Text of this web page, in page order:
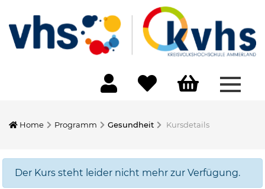
Home Programm Gesundheit Kursdetails
Der Kurs steht leider nicht mehr zur Verfügung.